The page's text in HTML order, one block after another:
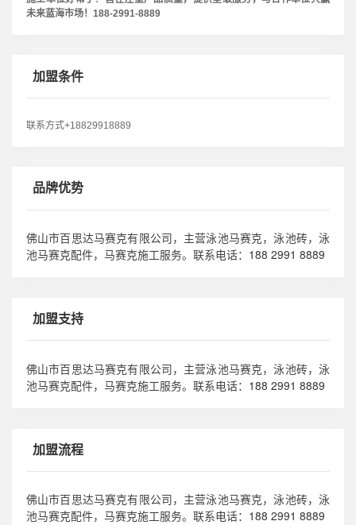
未来蓝海市场！188-2991-8889
加盟条件
联系方式+18829918889
品牌优势
佛山市百思达马赛克有限公司，主营泳池马赛克，泳池砖，泳
池马赛克配件，马赛克施工服务。联系电话： 188 2991 8889
加盟支持
佛山市百思达马赛克有限公司，主营泳池马赛克，泳池砖，泳
池马赛克配件，马赛克施工服务。联系电话： 188 2991 8889
加盟流程
佛山市百思达马赛克有限公司，主营泳池马赛克，泳池砖，泳
池马赛克配件，马赛克施工服务。联系电话： 188 2991 8889